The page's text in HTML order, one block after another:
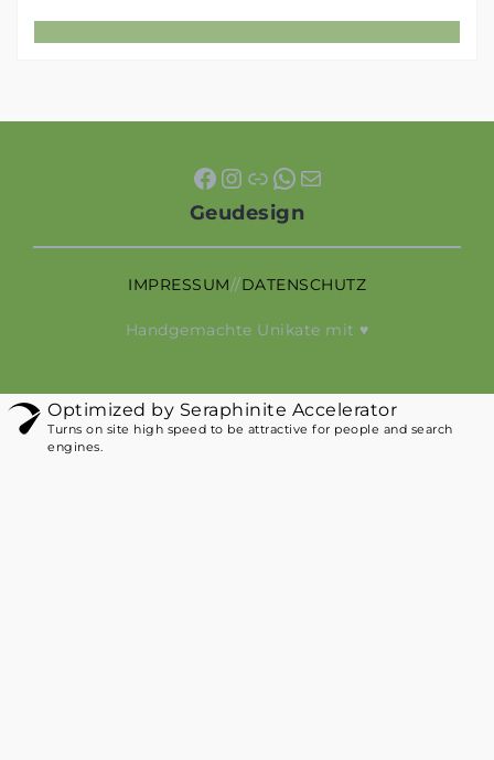
Facebook
Instagram
LinkWhatsApp
E-Mail
Geudesign
IMPRESSUM//DATENSCHUTZ
Handgemachte Unikate mit ♥
Optimized by Seraphinite Accelerator
Turns on site high speed to be attractive for people and search
engines.